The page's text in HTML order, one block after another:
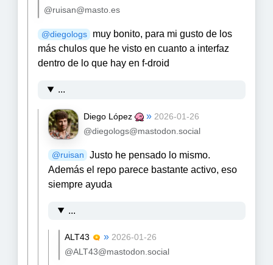
@ruisan@masto.es
@diegologs
muy bonito, para mi gusto de los
más chulos que he visto en cuanto a interfaz
dentro de lo que hay en f-droid
...
Diego López » 2026-01-26
@diegologs@mastodon.social
@ruisan
Justo he pensado lo mismo.
Además el repo parece bastante activo, eso
siempre ayuda
...
ALT43 » 2026-01-26
@ALT43@mastodon.social